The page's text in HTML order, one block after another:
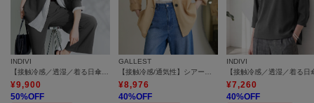
INDIVI
¥9,900
50%OFF
GALLEST
¥8,976
40%OFF
INDIVI
¥7,260
40%OFF